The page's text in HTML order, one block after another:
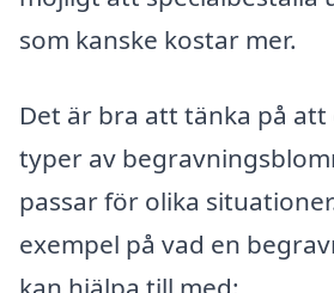
som kanske kostar mer.
Det är bra att tänka på
typer av
passar för olika
exempel på vad en